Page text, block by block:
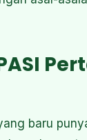
baru